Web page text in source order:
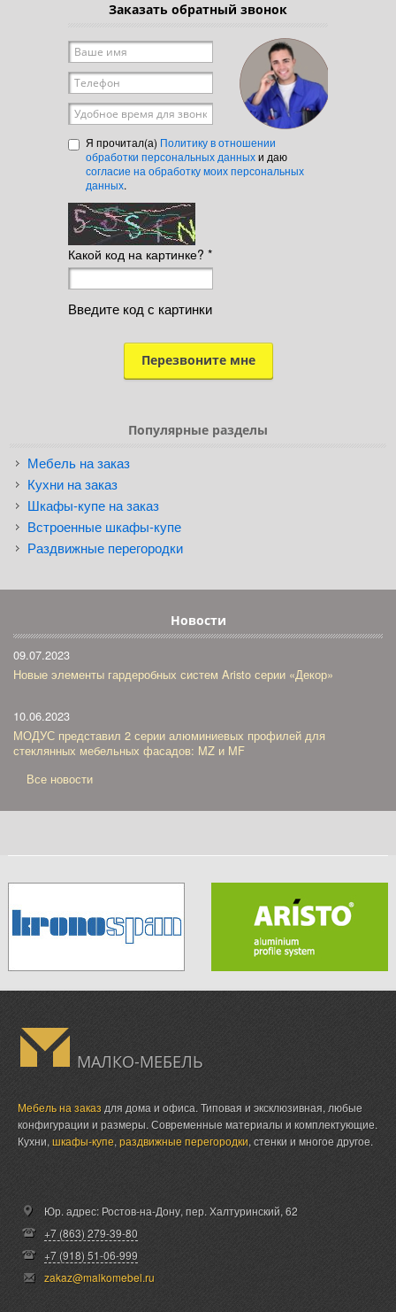
Заказать обратный звонок
Ваше имя
Телефон
Удобное время для звонка
Я прочитал(а) Политику в отношении
обработки персональных данныхи даю
согласие на обработку моих персональных
данных.
Какой код на картинке? *
Введите код с картинки
Популярные разделы
Мебель на заказ
Кухни на заказ
Шкафы-купе на заказ
Встроенные шкафы-купе
Раздвижные перегородки
Новости
09.07.2023
Новые элементы гардеробных систем Aristo серии «Декор»
10.06.2023
МОДУС представил 2 серии алюминиевых профилей для
стеклянных мебельных фасадов: MZ и MF
Все новости
МАЛКО-МЕБЕЛЬ
Мебель на заказ для дома и офиса. Типовая и эксклюзивная, любые
конфигурации и размеры. Современные материалы и комплектующие.
Кухни, шкафы-купе, раздвижные перегородки, стенки и многое другое.
Юр. адрес: Ростов-на-Дону, пер. Халтуринский, 62
+7 (863) 279-39-80
+7 (918) 51-06-999
zakaz@malkomebel.ru